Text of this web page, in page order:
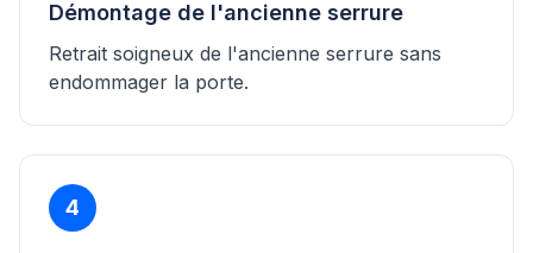
Démontage de l'ancienne serrure
Retrait soigneux de l'ancienne serrure sans
endommager la porte.
4